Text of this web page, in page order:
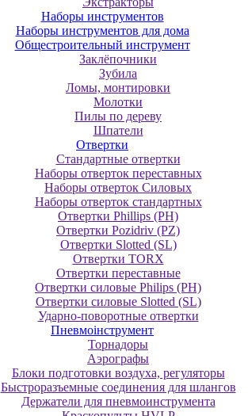
Наборы инструментов
Наборы инструментов для дома
Общестроительный инструмент
Заклёпочники
Зубила
Ломы, монтировки
Молотки
Пилы по дереву
Шпатели
Отвертки
Cтандартные отвертки
Наборы отверток переставных
Наборы отверток Силовых
Наборы отверток стандартных
Отвертки Phillips (PH)
Отвертки Pozidriv (PZ)
Отвертки Slotted (SL)
Отвертки TORX
Отвертки переставные
Отвертки силовые Philips (PH)
Отвертки силовые Slotted (SL)
Ударно-поворотные отвертки
Пневмоінструмент
Topнaдopы
Аэрографы
Блоки подготовки воздуха, регуляторы
Быстроразъемные соединения для шлангов
Держатели для пневмоинструмента